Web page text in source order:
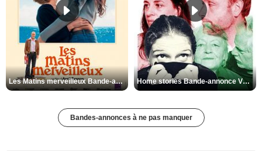
Les Matins merveilleux Bande-annonce VF Home stories Bande-annonce VO STFR
Bandes-annonces à ne pas manquer